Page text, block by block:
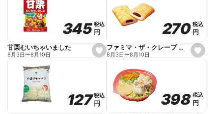
s
e
o
r
i
345
345税込
税込
円
円
甘栗むいちゃいました
8月3日〜8月10日
s
e
o
r
i
270
270 税込
税込
円
円
ファミマ・ザ・クレープ 生チョコ
8月3日〜8月10日
127
127税込
税込
円
円
398
398 税込
税込
円
円